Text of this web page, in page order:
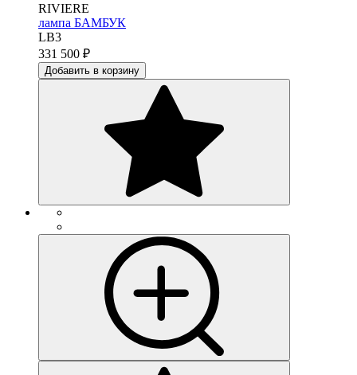
RIVIERE
лампа БАМБУК
LB3
331 500 ₽
Добавить в корзину